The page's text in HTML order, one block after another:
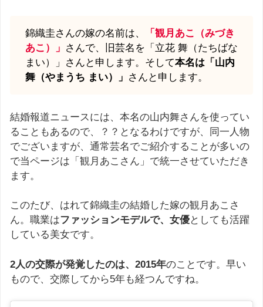
錦織圭さんの嫁の名前は、
「観月あこ（みづき
あこ）」 さんで、旧芸名を「立花 舞（たちばな
まい）」さんと申します。そして本名は「山内
舞（やまうち まい）」 さんと申します。
結婚報道ニュースには、本名の山内舞さんを使ってい
ることもあるので、？？となるわけですが、同一人物
でございますが、通常芸名でご紹介することが多いの
で当ページは「観月あこさん」で統一させていただき
ます。
このたび、はれて錦織圭の結婚した嫁の観月あこさ
ん。職業はファッションモデルで、女優としても活躍
している美女です。
2人の交際が発覚したのは、2015年のことです。早い
もので、交際してから5年も経つんですね。